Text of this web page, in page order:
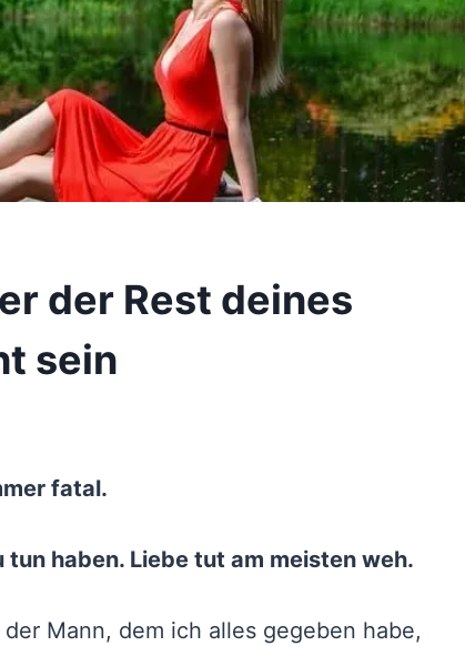
der Rest deines
sein
fatal.
haben. Liebe tut am meisten weh.
Mann, dem ich alles gegeben habe,